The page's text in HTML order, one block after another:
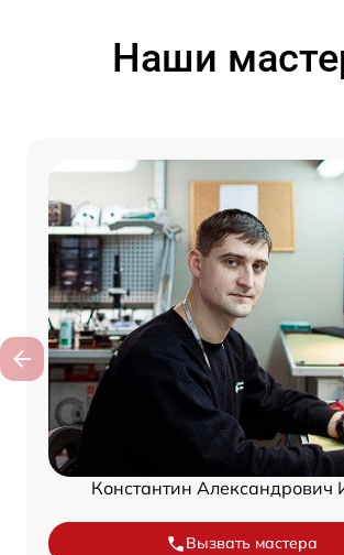
Наши
Константин Александрович
Вызвать мастера